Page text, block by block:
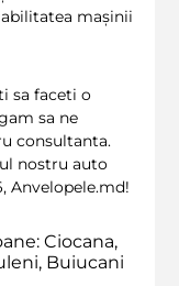
mașinii
sa faceti o
sa ne
consultanta.
nostru auto
Anvelopele.md!
Ciocana,
Buiucani